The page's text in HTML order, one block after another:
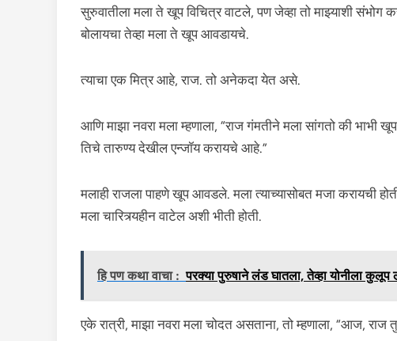
सुरुवातीला मला ते खूप विचित्र वाटले, पण जेव्हा तो माझ्याशी संभोग
बोलायचा तेव्हा मला ते खूप आवडायचे.
त्याचा एक मित्र आहे, राज. तो अनेकदा येत असे.
आणि माझा नवरा मला म्हणाला, “राज गंमतीने मला सांगतो की भाभी
तिचे तारुण्य देखील एन्जॉय करायचे आहे.”
मलाही राजला पाहणे खूप आवडले. मला त्याच्यासोबत मजा करायची
मला चारित्र्यहीन वाटेल अशी भीती होती.
हि पण कथा वाचा : परक्या पुरुषाने लंड घातला, तेव्हा योनीला कुलूप
एके रात्री, माझा नवरा मला चोदत असताना, तो म्हणाला, “आज,